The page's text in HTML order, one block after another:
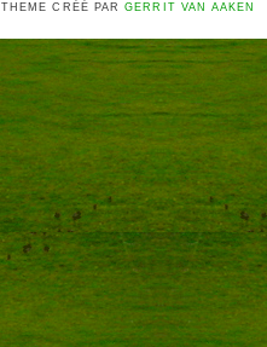
THEME CRÉÉ PARGERRIT VAN AAKEN